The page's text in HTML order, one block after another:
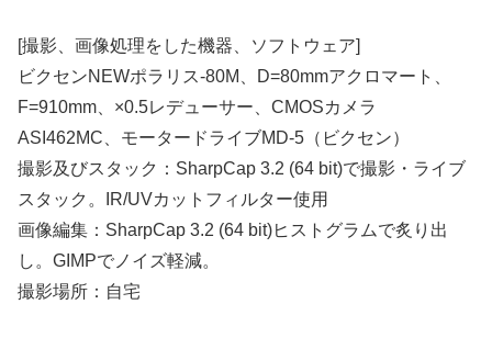
[撮影、画像処理をした機器、ソフトウェア]
ビクセンNEWポラリス-80M、D=80mmアクロマート、
F=910mm、×0.5レデューサー、CMOSカメラ
ASI462MC、モータードライブMD-5（ビクセン）
撮影及びスタック：SharpCap 3.2 (64 bit)で撮影・ライブ
スタック。IR/UVカットフィルター使用
画像編集：SharpCap 3.2 (64 bit)ヒストグラムで炙り出
し。GIMPでノイズ軽減。
撮影場所：自宅